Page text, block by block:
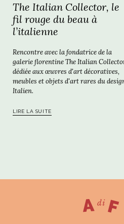
The Italian Collector, le
fil rouge du beau à
l’italienne
Rencontre avec la fondatrice de la
galerie florentine The Italian
dédiée aux œuvres d'art décoratives,
meubles et objets d'art rares du
Italien.
LIRE LA SUITE